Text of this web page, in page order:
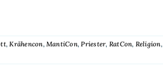
,Krähencon,MantiCon,Priester, RatCon, Religion,